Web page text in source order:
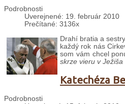
Podrobnosti
Uverejnené: 19. február 2010
Prečítané: 3136x
Drahí bratia a sestry,
každý rok nás
som vám chcel
skrze vieru v Ježiša
Katechéza
Podrobnosti